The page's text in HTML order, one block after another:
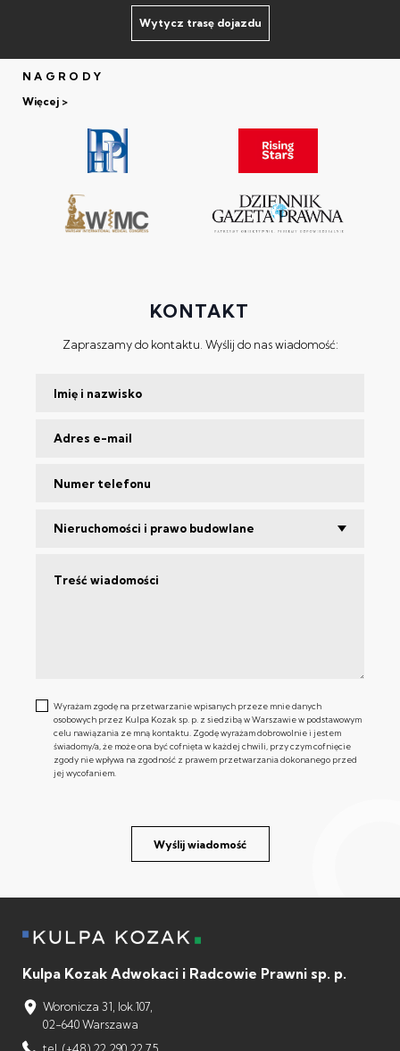
Wytycz trasę dojazdu
NAGRODY
Więcej
KONTAKT
Zapraszamy do kontaktu. Wyślij do nas wiadomość:
Nieruchomości i prawo budowlane
Wyrażam zgodę na przetwarzanie wpisanych przeze mnie danych
osobowych przez Kulpa Kozak sp. p. z siedzibą w Warszawie w podstawowym
celu nawiązania ze mną kontaktu. Zgodę wyrażam dobrowolnie i jestem
świadomy/a, że może ona być cofnięta w każdej chwili, przy czym cofnięcie
zgody nie wpływa na zgodność z prawem przetwarzania dokonanego przed
jej wycofaniem.
Wyślij wiadomość
Kulpa Kozak Adwokaci i Radcowie Prawni sp. p.
Woronicza 31, lok.107,
02-640 Warszawa